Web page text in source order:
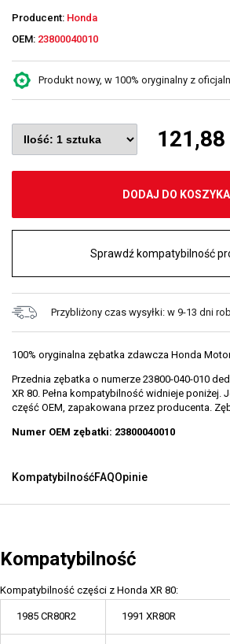
Producent: Honda
OEM: 23800040010
Produkt nowy, w 100% oryginalny z
121,88
DODAJ DO KOSZYKA
Sprawdź kompatybilność
Przybliżony czas wysyłki: w 9-13 dni
100% oryginalna zębatka zdawcza Honda
Przednia zębatka o numerze 23800-040-010
XR 80. Pełna kompatybilność widnieje poniżej.
część OEM, zapakowana przez producenta.
Numer OEM zębatki: 23800040010
KompatybilnośćFAQOpinie
Kompatybilność
Kompatybilność części z Honda XR 80:
1985 CR80R2 1991 XR80R